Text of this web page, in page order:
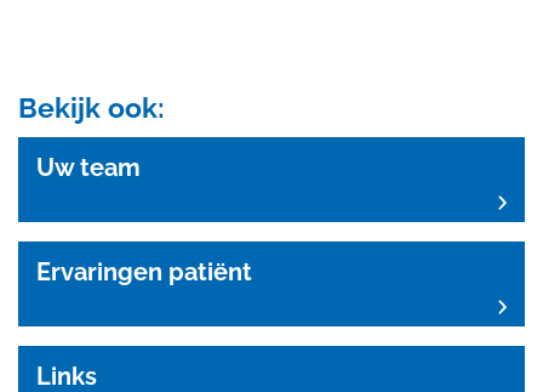
Bekijk ook:
Uw team
Ervaringen patiënt
Links